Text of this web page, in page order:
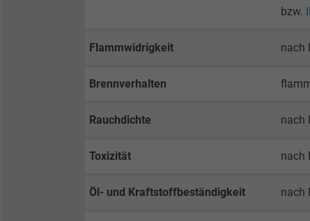
Anbieter
Laufzeit
bzw.
Flammwidrigkeit nach
Brennverhalten
Rauchdichte nach
Toxizität nach
Öl- und Kraftstoffbeständigkeit nach